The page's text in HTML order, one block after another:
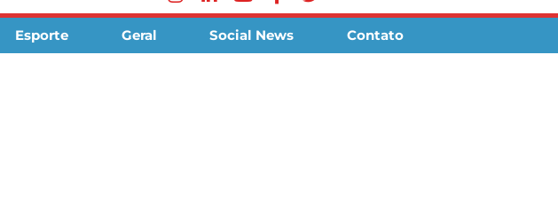
Esporte Geral Social News Contato